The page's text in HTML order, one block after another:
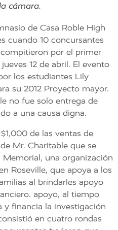
cámara.
de Casa Roble High
cuando 10 concursantes
por el primer
12 de abril. El evento
los estudiantes Lily
su 2012 Proyecto mayor.
no fue solo entrega de
a una causa digna.
de las ventas de
Mr. Charitable que se
una organización
Roseville, que apoya a los
al brindarles apoyo
apoyo, al tiempo
y financia la investigación
en cuatro rondas